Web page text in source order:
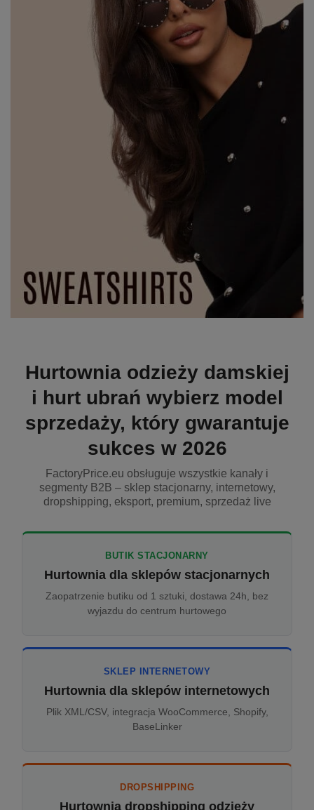
Hurtownia odzieży damskiej
i hurt ubrań wybierz model
sprzedaży, który gwarantuje
sukces w 2026
FactoryPrice.eu obsługuje wszystkie kanały i
segmenty B2B – sklep stacjonarny, internetowy,
dropshipping, eksport, premium, sprzedaż live
BUTIK STACJONARNY
Hurtownia dla sklepów stacjonarnych
Zaopatrzenie butiku od 1 sztuki, dostawa 24h, bez
wyjazdu do centrum hurtowego
SKLEP INTERNETOWY
Hurtownia dla sklepów internetowych
Plik XML/CSV, integracja WooCommerce, Shopify,
BaseLinker
DROPSHIPPING
Hurtownia dropshipping odzieży